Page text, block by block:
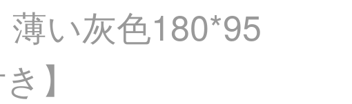
い灰色180*95
】